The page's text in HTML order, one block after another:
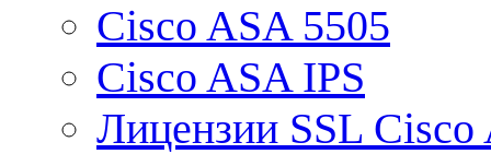
Cisco ASA 5505
Cisco ASA IPS
Лицензии SSL Cisco